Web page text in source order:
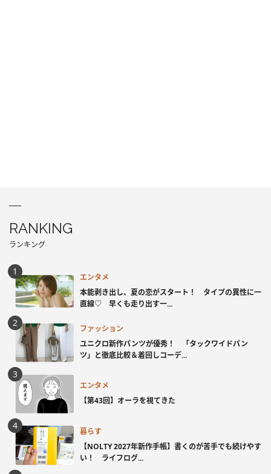
RANKING
ランキング
エンタメ
本能剥き出し、夏の恋がスタート！ タイプの異性に一
直線♡ 早くも走り出す一...
ファッション
ユニクロ新作パンツが優秀！ 「タックワイドパン
ツ」と徹底比較＆着回しコーデ...
エンタメ
【第43回】オーラを視てきた
暮らす
【NOLTY 2027年新作手帳】書くのが苦手でも続けやす
い！ ライフログ...